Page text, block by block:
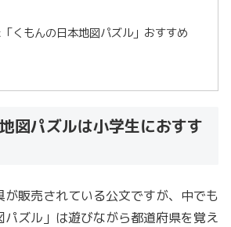
くもんの日本地図パズル」おすすめ
図パズルは小学生におすす
が販売されている公文ですが、中でも
パズル」は遊びながら都道府県を覚え